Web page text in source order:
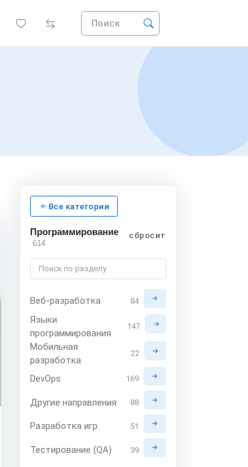
Поиск
Все категории
Программирование
614
сбросить
Веб-разработка 84
Языки
программирования
147
Мобильная
разработка
22
DevOps 169
Другие направления 88
Разработка игр 51
Тестирование (QA) 39